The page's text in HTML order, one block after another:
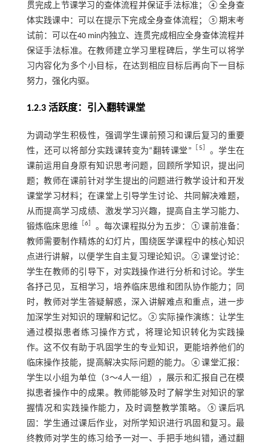
贯完成上节课学习的查体流程并保证手法标准；④全身查
体实践课中：可以在提示下完成全身查体流程；⑤期末考
试前：可以在40 min内独立、连贯完成相应全身查体流程并
保证手法标准。在教师建立学习里程碑后，学生可以将学
习内容化为多个小目标，在达到相应目标后再向下一目标
努力，强化内驱。
1.2.3 活跃度：引入翻转课堂
为调动学生积极性，强调学生课前预习和课后复习的重要
性，还可以将部分实践课转变为“翻转课堂” ［5］ 。学生在
课前运用自身原有知识思考问题，回顾所学知识，提出问
题；教师在课前针对学生提出的问题进行教学设计和开发
课堂学习材料；在课堂上引导学生讨论、共同解决难题，
从而提高学习成绩、激发学习兴趣，提高自主学习能力、
锻炼临床思维 ［6］ 。每次课程拟分为五步：①课前准备：
教师需要制作精炼的幻灯片，围绕医学课程中的核心知识
点进行讲解，以便学生自主复习理论知识。②课堂讨论：
学生在教师的引导下，对实践操作进行分析和讨论。学生
各抒己见，互相学习，培养临床思维和团队协作能力；同
时，教师对学生答疑解惑，深入讲解难点和重点，进一步
加深学生对知识的理解和记忆。③实际操作演练：让学生
通过模拟患者练习操作方式，将理论知识转化为实践操
作。这不仅有助于巩固学生的专业知识，更能培养他们的
临床操作技能，提高解决实际问题的能力。④课堂汇报：
学生以小组为单位（3～4人一组），展示和汇报自己在模
拟患者操作中的成果。教师能够及时了解学生对知识的掌
握情况和实践操作能力，及时调整教学策略。⑤课后巩
固：学生通过课后作业，对所学知识进行巩固和复习。最
终教师对学生的练习给予一对一、手把手地纠错，通过翻